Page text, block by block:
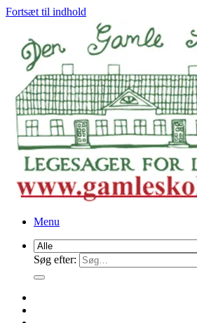
Fortsæt til indhold
Menu
Søg efter: